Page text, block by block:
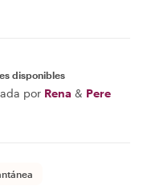
disponibles
por Rena & Pere